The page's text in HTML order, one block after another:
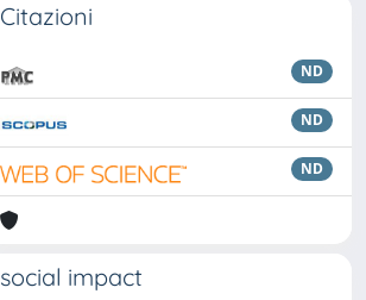
Citazioni
ND
ND
ND
social impact